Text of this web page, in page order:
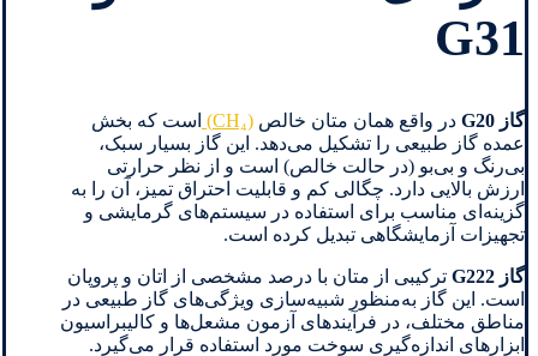
G31
گاز G20 در واقع همان متان خالص (CH₄)
است که بخش
عمده گاز طبیعی را تشکیل می‌دهد. این گاز بسیار سبک،
بی‌رنگ و بی‌بو (در حالت خالص) است و از نظر حرارتی
ارزش بالایی دارد. چگالی کم و قابلیت احتراق تمیز، آن را به
گزینه‌ای مناسب برای استفاده در سیستم‌های گرمایشی و
تجهیزات آزمایشگاهی تبدیل کرده است.
گاز G222
ترکیبی از متان با درصد مشخصی از اتان و پروپان
است. این گاز به‌منظور شبیه‌سازی ویژگی‌های گاز طبیعی در
مناطق مختلف، در فرآیندهای آزمون مشعل‌ها و کالیبراسیون
ابزارهای اندازه‌گیری سوخت مورد استفاده قرار می‌گیرد.